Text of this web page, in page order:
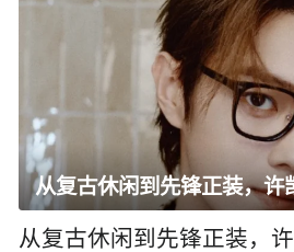
从复古休闲到先锋正装，许